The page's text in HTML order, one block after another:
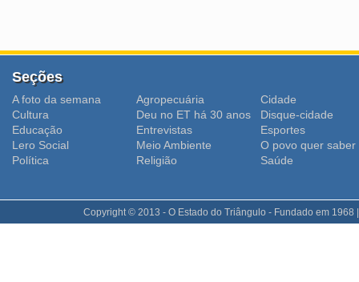
Seções
A foto da semana Agropecuária
Cidade
Cultura
Deu no ET há 30 anos
Disque-cidade
Educação
Entrevistas
Esportes
Lero Social
Meio Ambiente
O povo quer saber
Polí­tica
Religião Saúde
Copyright © 2013 - O Estado do Triângulo - Fundado em